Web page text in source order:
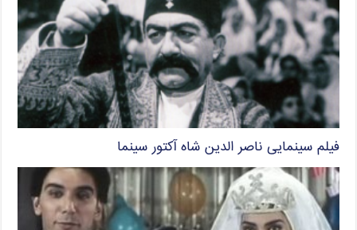
فیلم سینمایی ناصر الدین شاه آکتور سینما